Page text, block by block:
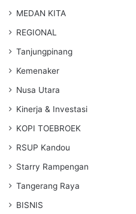
MEDAN KITA
REGIONAL
Tanjungpinang
Kemenaker
Nusa Utara
Kinerja & Investasi
KOPI TOEBROEK
RSUP Kandou
Starry Rampengan
Tangerang Raya
BISNIS